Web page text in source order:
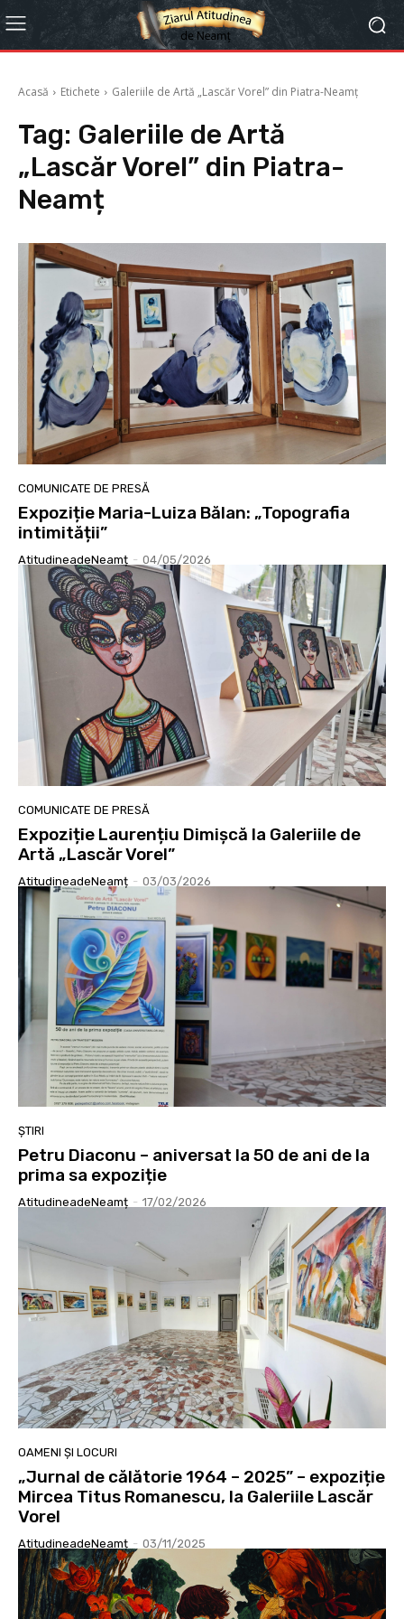
Acasă Etichete Galeriile de Artă „Lascăr Vorel” din Piatra-Neamț
Tag: Galeriile de Artă
„Lascăr Vorel” din Piatra-
Neamț
COMUNICATE DE PRESĂ
Expoziție Maria-Luiza Bălan: „Topografia
intimității”
AtitudineadeNeamț - 04/05/2026
COMUNICATE DE PRESĂ
Expoziție Laurențiu Dimișcă la Galeriile de
Artă „Lascăr Vorel”
AtitudineadeNeamț - 03/03/2026
ȘTIRI
Petru Diaconu – aniversat la 50 de ani de la
prima sa expoziție
AtitudineadeNeamț - 17/02/2026
OAMENI ȘI LOCURI
„Jurnal de călătorie 1964 – 2025” – expoziție
Mircea Titus Romanescu, la Galeriile Lascăr
Vorel
AtitudineadeNeamț - 03/11/2025